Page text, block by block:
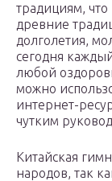
традициям,
древние
долголетия,
сегодня
любой
можно
интернет-
чутким
Китайская
народов, так